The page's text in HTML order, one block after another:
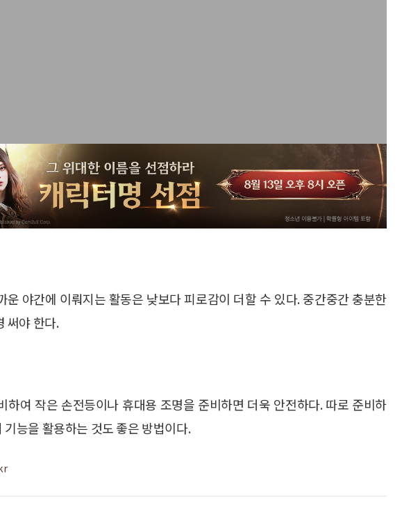
운 야간에 이뤄지는 활동은 낮보다 피로감이 더할 수 있다. 중간중간 충분한
써야 한다.
하여 작은 손전등이나 휴대용 조명을 준비하면 더욱 안전하다. 따로 준비하
능을 활용하는 것도 좋은 방법이다.